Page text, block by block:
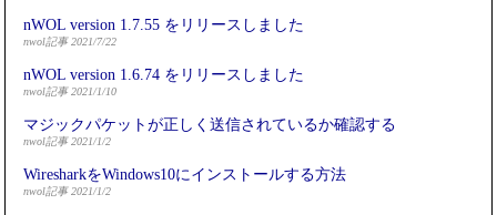
nWOL version 1.7.55 をリリースしました
nwol記事 2021/7/22
nWOL version 1.6.74 をリリースしました
nwol記事 2021/1/10
マジックパケットが正しく送信されているか確認する
nwol記事 2021/1/2
WiresharkをWindows10にインストールする方法
nwol記事 2021/1/2